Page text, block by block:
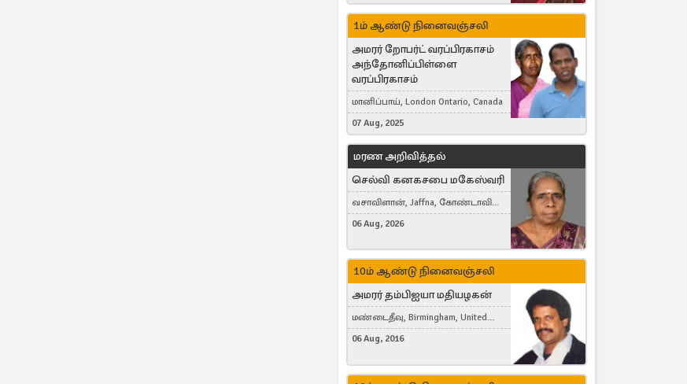
1ம் ஆண்டு நினைவஞ்சலி
அமரர் றோபர்ட் வரப்பிரகாசம்
அந்தோனிப்பிள்ளை
வரப்பிரகாசம்
மானிப்பாய், London Ontario, Canada
07 Aug, 2025
மரண அறிவித்தல்
செல்வி கனகசபை மகேஸ்வரி
வசாவிளான், Jaffna, கோண்டாவில்
கிழக்கு
06 Aug, 2026
10ம் ஆண்டு நினைவஞ்சலி
அமரர் தம்பிஐயா மதியழகன்
மண்டைதீவு, Birmingham, United
Kingdom
06 Aug, 2016